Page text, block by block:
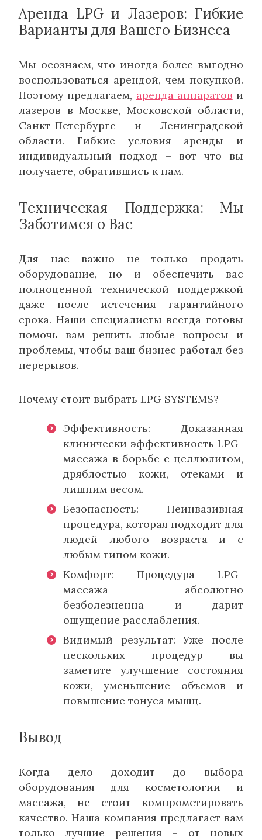
Аренда LPG и Лазеров: Гибкие
Варианты для Вашего Бизнеса
Мы осознаем, что иногда более выгодно
воспользоваться арендой, чем покупкой.
Поэтому предлагаем, аренда аппаратов и
лазеров в Москве, Московской области,
Санкт-Петербурге и Ленинградской
области. Гибкие условия аренды и
индивидуальный подход – вот что вы
получаете, обратившись к нам.
Техническая Поддержка: Мы
Заботимся о Вас
Для нас важно не только продать
оборудование, но и обеспечить вас
полноценной технической поддержкой
даже после истечения гарантийного
срока. Наши специалисты всегда готовы
помочь вам решить любые вопросы и
проблемы, чтобы ваш бизнес работал без
перерывов.
Почему стоит выбрать LPG SYSTEMS?
Эффективность: Доказанная
клинически эффективность LPG-
массажа в борьбе с целлюлитом,
дряблостью кожи, отеками и
лишним весом.
Безопасность: Неинвазивная
процедура, которая подходит для
людей любого возраста и с
любым типом кожи.
Комфорт: Процедура LPG-
массажа абсолютно
безболезненна и дарит
ощущение расслабления.
Видимый результат: Уже после
нескольких процедур вы
заметите улучшение состояния
кожи, уменьшение объемов и
повышение тонуса мышц.
Вывод
Когда дело доходит до выбора
оборудования для косметологии и
массажа, не стоит компрометировать
качество. Наша компания предлагает вам
только лучшие решения – от новых